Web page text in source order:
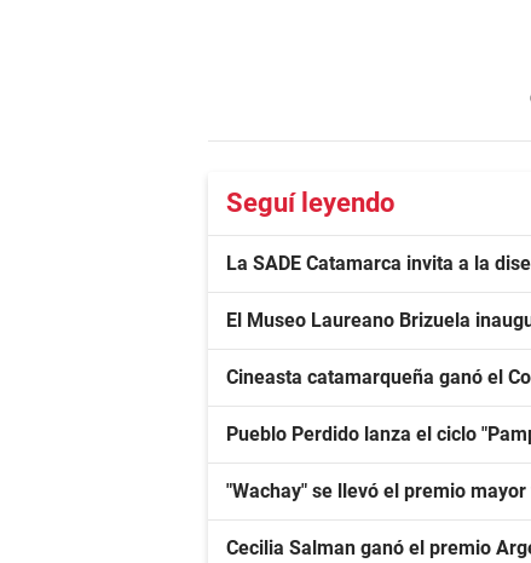
Seguí leyendo
La SADE Catamarca invita a la
El Museo Laureano Brizuela
Cineasta catamarqueña ganó el
Pueblo Perdido lanza el ciclo
"Wachay" se llevó el premio
Cecilia Salman ganó el premio